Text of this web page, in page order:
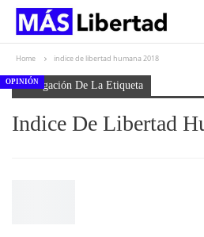
Home indice de libertad humana 2018
Navegación De La Etiqueta
Indice De Libertad
OPINIÓN